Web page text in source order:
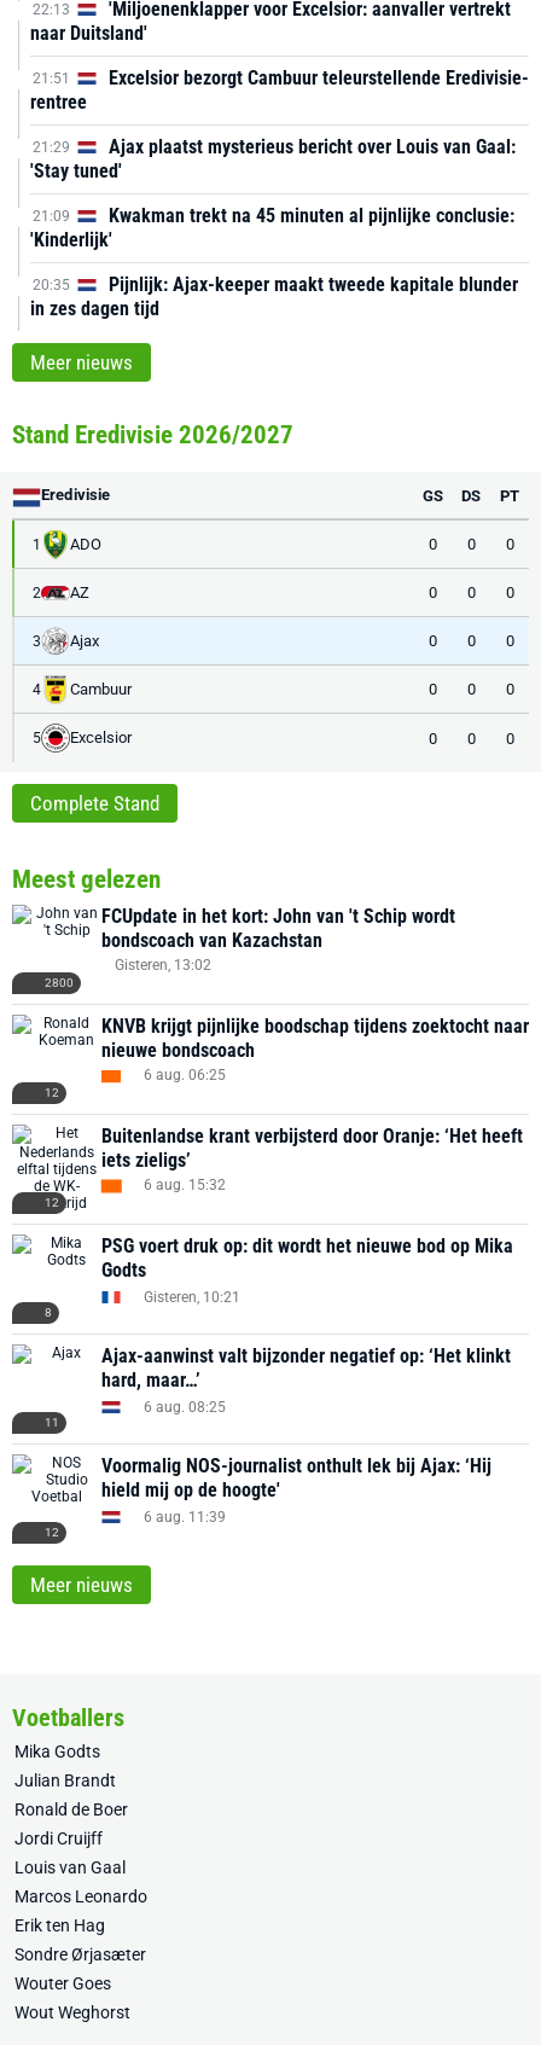
22:13
'Miljoenenklapper voor Excelsior: aanvaller vertrekt
naar Duitsland'
21:51
Excelsior bezorgt Cambuur teleurstellende Eredivisie-
rentree
21:29
Ajax plaatst mysterieus bericht over Louis van Gaal:
'Stay tuned'
21:09
Kwakman trekt na 45 minuten al pijnlijke conclusie:
'Kinderlijk'
20:35
Pijnlijk: Ajax-keeper maakt tweede kapitale blunder
in zes dagen tijd
Meer nieuws
Stand Eredivisie 2026/2027
Eredivisie GS DS PT
1 ADO 0 0 0
2 AZ 0 0 0
3 Ajax 0 0 0
4 Cambuur 0 0 0
5 Excelsior 0 0 0
Complete Stand
Meest gelezen
2800
FCUpdate in het kort: John van 't Schip wordt
bondscoach van Kazachstan
Gisteren, 13:02
12
KNVB krijgt pijnlijke boodschap tijdens zoektocht naar
nieuwe bondscoach
6 aug. 06:25
12
Buitenlandse krant verbijsterd door Oranje: ‘Het heeft
iets zieligs’
6 aug. 15:32
8
PSG voert druk op: dit wordt het nieuwe bod op Mika
Godts
Gisteren, 10:21
11
Ajax-aanwinst valt bijzonder negatief op: ‘Het klinkt
hard, maar…’
6 aug. 08:25
12
Voormalig NOS-journalist onthult lek bij Ajax: ‘Hij
hield mij op de hoogte'
6 aug. 11:39
Meer nieuws
Voetballers
Mika Godts
Julian Brandt
Ronald de Boer
Jordi Cruijff
Louis van Gaal
Marcos Leonardo
Erik ten Hag
Sondre Ørjasæter
Wouter Goes
Wout Weghorst